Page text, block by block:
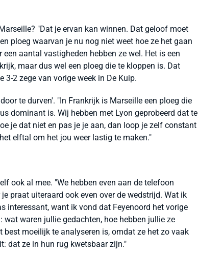
"Dat je ervan kan winnen. Dat geloof moet
ploeg waarvan je nu nog niet weet hoe ze het gaan
aantal vastigheden hebben ze wel. Het is een
maar dus wel een ploeg die te kloppen is. Dat
3-2 zege van vorige week in De Kuip.
te durven'. "In Frankrijk is Marseille een ploeg die
dominant is. Wij hebben met Lyon geprobeerd dat te
je dat niet en pas je je aan, dan loop je zelf constant
elftal om het jou weer lastig te maken."
ook al mee. "We hebben even aan de telefoon
praat uiteraard ook even over de wedstrijd. Wat ik
interessant, want ik vond dat Feyenoord het vorige
wat waren jullie gedachten, hoe hebben jullie ze
moeilijk te analyseren is, omdat ze het zo vaak
dat ze in hun rug kwetsbaar zijn."